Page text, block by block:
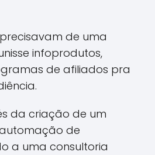
precisavam de uma
infoprodutos,
de afiliados pra
da criação de um
de
a uma consultoria